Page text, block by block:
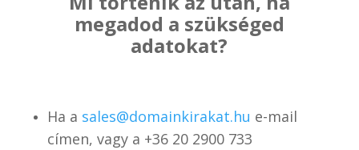
megadod a szükséged
adatokat?
Ha a sales@domainkirakat.hu e-mail
címen, vagy a +36 20 2900 733